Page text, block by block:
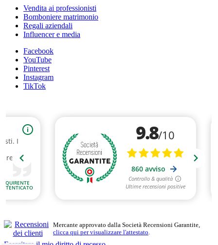
Vendita ai professionisti
Bomboniere matrimonio
Regali aziendali
Influencer e media
Facebook
YouTube
Pinterest
Instagram
TikTok
Mercante approvato dalla Società Recensioni Garantite,
clicca qui per visualizzare l'attestato